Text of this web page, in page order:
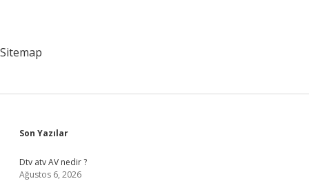
Sitemap
Sidebar
Son Yazılar
Dtv atv AV nedir ?
Ağustos 6, 2026